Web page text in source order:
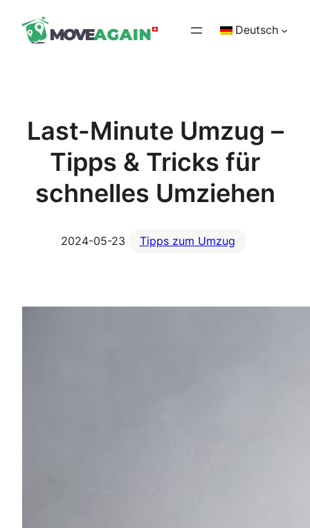
Inhalt
Deutsch
Last-Minute Umzug –
Tipps & Tricks für
schnelles Umziehen
2024-05-23 Tipps zum Umzug